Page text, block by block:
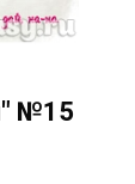
№15